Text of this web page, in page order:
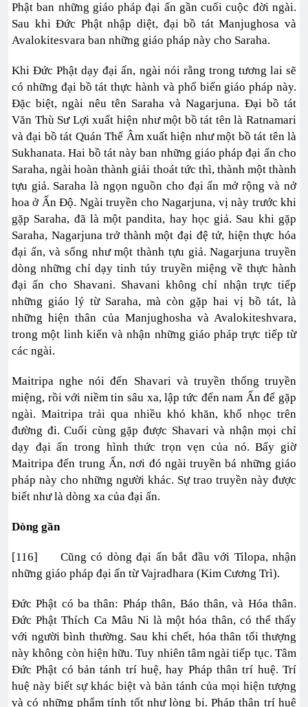
Phật ban những giáo pháp đại ấn gần cuối cuộc đời ngài.
Sau khi Đức Phật nhập diệt, đại bồ tát Manjughosa và
Avalokitesvara ban những giáo pháp này cho Saraha.
Khi Đức Phật dạy đại ấn, ngài nói rằng trong tương lai sẽ
có những đại bồ tát thực hành và phổ biến giáo pháp này.
Đặc biệt, ngài nêu tên Saraha và Nagarjuna. Đại bồ tát
Văn Thù Sư Lợi xuất hiện như một bồ tát tên là Ratnamari
và đại bồ tát Quán Thế Âm xuất hiện như một bồ tát tên là
Sukhanata. Hai bồ tát này ban những giáo pháp đại ấn cho
Saraha, ngài hoàn thành giải thoát tức thì, thành một thành
tựu giả. Saraha là ngọn nguồn cho đại ấn mở rộng và nở
hoa ở Ấn Độ. Ngài truyền cho Nagarjuna, vị này trước khi
gặp Saraha, đã là một pandita, hay học giả. Sau khi gặp
Saraha, Nagarjuna trở thành một đại đệ tử, hiện thực hóa
đại ấn, và sống như một thành tựu giả. Nagarjuna truyền
dòng những chỉ dạy tinh túy truyền miệng về thực hành
đại ấn cho Shavani. Shavani không chỉ nhận trực tiếp
những giáo lý từ Saraha, mà còn gặp hai vị bồ tát, là
những hiện thân của Manjughosha và Avalokiteshvara,
trong một linh kiến và nhận những giáo pháp trực tiếp từ
các ngài.
Maitripa nghe nói đến Shavari và truyền thống truyền
miệng, rồi với niềm tin sâu xa, lập tức đến nam Ấn để gặp
ngài. Maitripa trải qua nhiều khó khăn, khổ nhọc trên
đường đi. Cuối cùng gặp được Shavari và nhận mọi chỉ
dạy đại ấn trong hình thức trọn vẹn của nó. Bấy giờ
Maitripa đến trung Ấn, nơi đó ngài truyền bá những giáo
pháp này cho những người khác. Sự trao truyền này được
biết như là dòng xa của đại ấn.
Dòng gần
[116] Cũng có dòng đại ấn bắt đầu với Tilopa, nhận
những giáo pháp đại ấn từ Vajradhara (Kim Cương Trì).
Đức Phật có ba thân: Pháp thân, Báo thân, và Hóa thân.
Đức Phật Thích Ca Mâu Ni là một hóa thân, có thể thấy
với người bình thường. Sau khi chết, hóa thân tối thượng
này không còn hiện hữu. Tuy nhiên tâm ngài tiếp tục. Tâm
Đức Phật có bản tánh trí huệ, hay Pháp thân trí huệ. Trí
huệ này biết sự khác biệt và bản tánh của mọi hiện tượng
và có những phẩm tính tốt như lòng bi. Pháp thân trí huệ